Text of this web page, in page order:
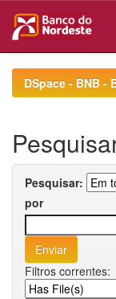
navigationDSpace - BNB -
Pesquisar:
por
Filtros correntes: